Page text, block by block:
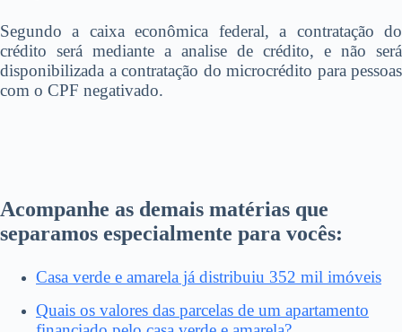
Segundo a caixa econômica federal, a contratação do
crédito será mediante a analise de crédito, e não será
disponibilizada a contratação do microcrédito para pessoas
com o CPF negativado.
Acompanhe as demais matérias que
separamos especialmente para vocês:
Casa verde e amarela já distribuiu 352 mil imóveis
Quais os valores das parcelas de um apartamento